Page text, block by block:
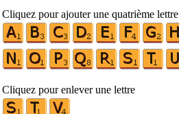
Cliquez pour ajouter une quatrième lettre
Cliquez pour enlever une lettre